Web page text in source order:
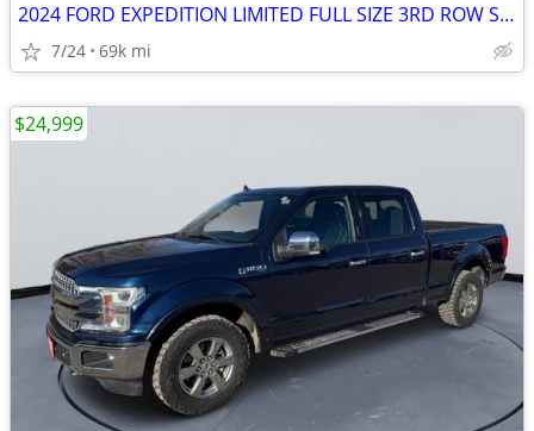
2024 FORD EXPEDITION LIMITED FULL SIZE 3RD ROW SUV 3.5 #524044
7/24 69k mi
$24,999